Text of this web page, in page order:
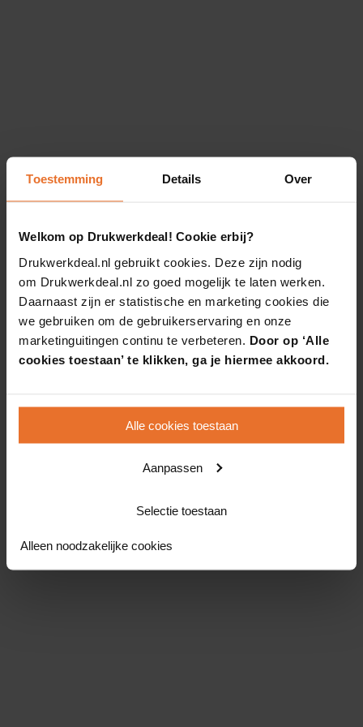
Toestemming Details Over
Welkom op Drukwerkdeal! Cookie erbij?
Drukwerkdeal.nl gebruikt cookies. Deze zijn nodig
om Drukwerkdeal.nl zo goed mogelijk te laten werken.
Daarnaast zijn er statistische en marketing cookies die
we gebruiken om de gebruikerservaring en onze
marketinguitingen continu te verbeteren. Door op ‘Alle
cookies toestaan’ te klikken, ga je hiermee akkoord.
Alle cookies toestaan
Aanpassen
Selectie toestaan
Alleen noodzakelijke cookies